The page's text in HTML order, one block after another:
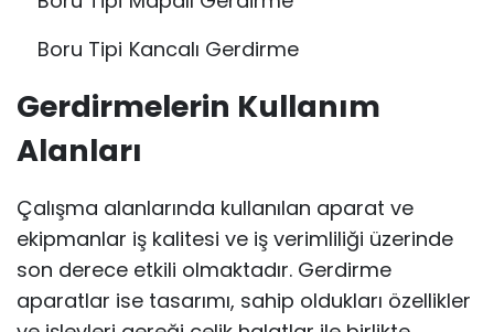
Boru Tipi Kancalı Gerdirme
Gerdirmelerin Kullanım
Alanları
Çalışma alanlarında kullanılan aparat ve
ekipmanlar iş kalitesi ve iş verimliliği üzerinde
son derece etkili olmaktadır. Gerdirme
aparatlar ise tasarımı, sahip oldukları özellikler